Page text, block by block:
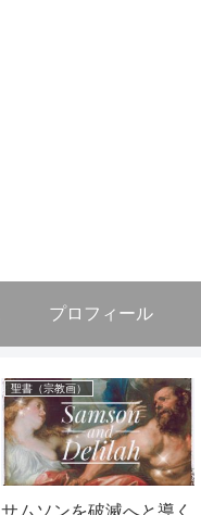
プロフィール
聖書（宗教画）